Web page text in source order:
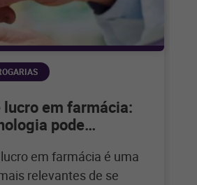
em farmácia:
pode
em farmácia é uma
relevantes de se